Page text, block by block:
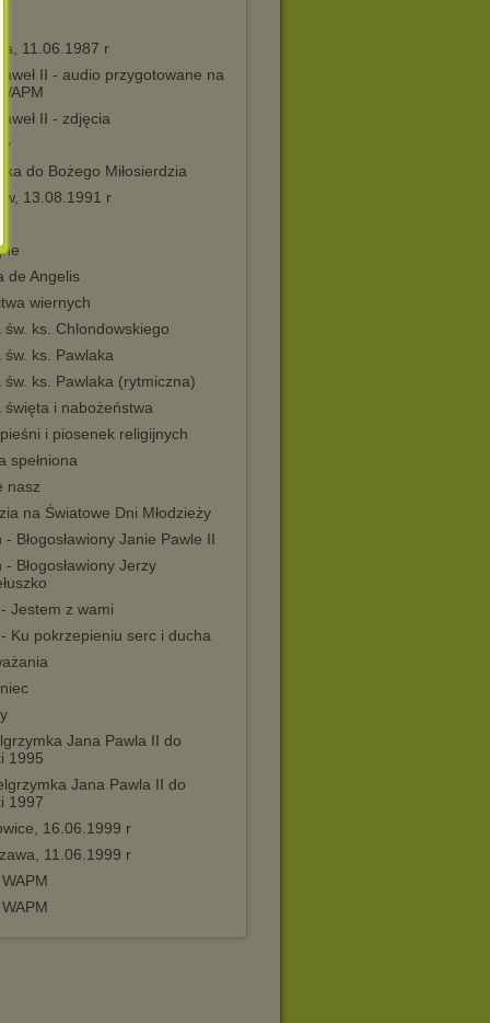
11.06.1987 r
II - audio przygotowane na
II - zdjęcia
do Bożego Miłosierdzia
13.08.1991 r
de Angelis
wiernych
św. ks. Chlondowskiego
św. ks. Pawlaka
św. ks. Pawlaka (rytmiczna)
święta i nabożeństwa
i piosenek religijnych
spełniona
nasz
na Światowe Dni Młodzieży
- Błogosławiony Janie Pawle II
- Błogosławiony Jerzy
- Jestem z wami
- Ku pokrzepieniu serc i ducha
Jana Pawla II do
1995
Jana Pawla II do
1997
16.06.1999 r
11.06.1999 r